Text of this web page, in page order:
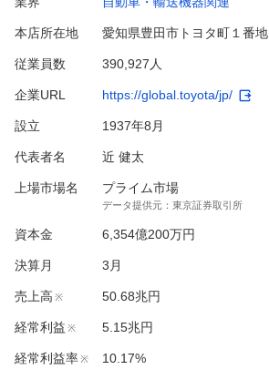
本店所在地 愛知県豊田市トヨタ町１番地
従業員数 390,927人
企業URL https://global.toyota/jp/
設立 1937年8月
代表者名 近 健太
上場市場名 プライム市場
データ提供元： 東京証券取引所
資本金 6,354億200万円
決算月 3 月
売上高 ※ 50.68兆円
経常利益 ※ 5.15兆円
経常利益率※ 10.17%